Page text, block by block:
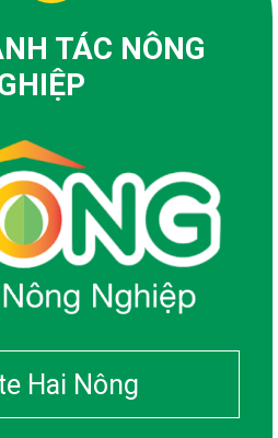
TÁC NÔNG
Hai Nông